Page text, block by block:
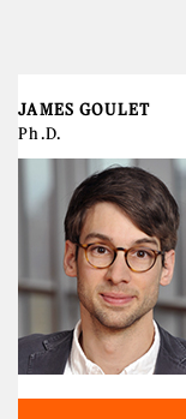
JAMES GOULET
Ph.D.